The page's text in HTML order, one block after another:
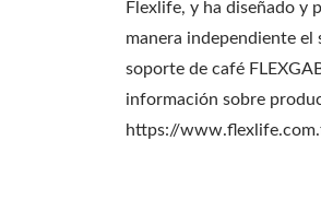
Flexlife, y ha diseñado y
manera independiente el
soporte de café
información sobre
https://